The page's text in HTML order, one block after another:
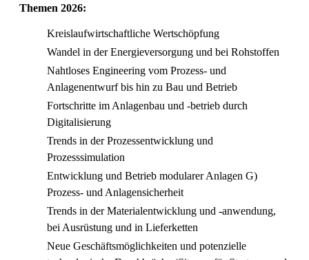
Themen 2026:
Kreislaufwirtschaftliche Wertschöpfung
Wandel in der Energieversorgung und bei Rohstoffen
Nahtloses Engineering vom Prozess- und
Anlagenentwurf bis hin zu Bau und Betrieb
Fortschritte im Anlagenbau und -betrieb durch
Digitalisierung
Trends in der Prozessentwicklung und
Prozesssimulation
Entwicklung und Betrieb modularer Anlagen G)
Prozess- und Anlagensicherheit
Trends in der Materialentwicklung und -anwendung,
bei Ausrüstung und in Lieferketten
Neue Geschäftsmöglichkeiten und potenzielle